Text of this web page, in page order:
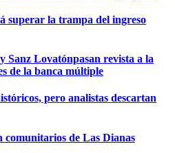
superar la trampa del ingreso
Sanz Lovatónpasan revista a la
de la banca múltiple
pero analistas descartan
comunitarios de Las Dianas